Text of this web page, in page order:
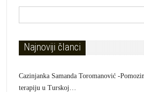
Najnoviji članci
Cazinjanka Samanda Toromanović -
terapiju u Turskoj…